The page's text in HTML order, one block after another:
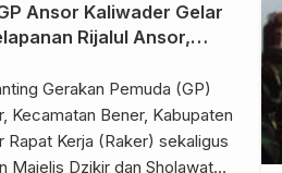
Ansor Kaliwader Gelar
Rijalul Ansor,
dan Spiritualitas Kader
Gerakan Pemuda (GP)
Kecamatan Bener, Kabupaten
Rapat Kerja (Raker) sekaligus
Majelis Dzikir dan Sholawat